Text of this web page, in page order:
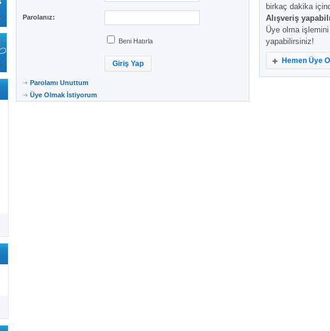
Parolanız:
Beni Hatırla
Parolamı Unuttum
Üye Olmak İstiyorum
birkaç dakika
Alışveriş
Üye olma
yapabilirsiniz!
Hemen Üye